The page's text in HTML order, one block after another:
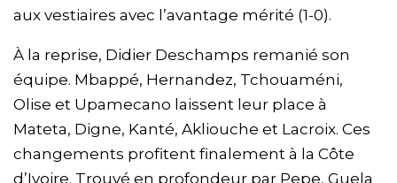
aux vestiaires avec l’avantage mérité (1-0).
À la reprise, Didier Deschamps remanié son
équipe. Mbappé, Hernandez, Tchouaméni,
Olise et Upamecano laissent leur place à
Mateta, Digne, Kanté, Akliouche et Lacroix. Ces
changements profitent finalement à la Côte
d’Ivoire. Trouvé en profondeur par Pepe, Guela